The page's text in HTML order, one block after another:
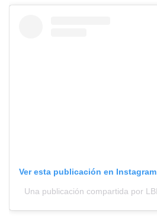
Ver esta publicación en Instagram
Una publicación compartida por